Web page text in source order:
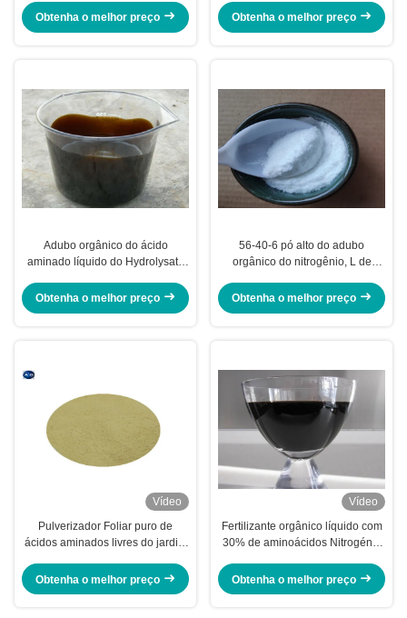
Obtenha o melhor preço
Obtenha o melhor preço
Adubo orgânico do ácido
aminado líquido do Hydrolysate
Obtenha o melhor preço
56-40-6 pó alto do adubo
orgânico do nitrogênio, L de
plantas
Obtenha o melhor preço
Vídeo
Pulverizador Foliar puro de
ácidos aminados livres do jardim
agricultura 52%
Obtenha o melhor preço
Vídeo
Fertilizante orgânico líquido com
30% de aminoácidos Nitrogénio
Obtenha o melhor preço